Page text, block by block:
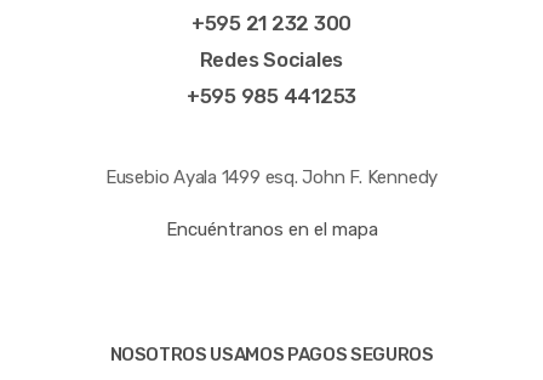
+595 21 232 300
Redes Sociales
+595 985 441253
Eusebio Ayala 1499 esq. John F. Kennedy
Encuéntranos en el mapa
NOSOTROS USAMOS PAGOS SEGUROS